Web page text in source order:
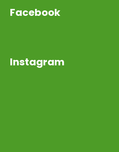
Facebook
Instagram